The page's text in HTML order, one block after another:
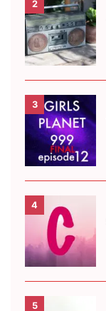
2
3
4
5